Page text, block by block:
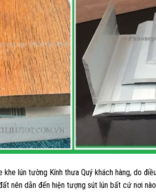
khe lún tường Kính thưa Quý khách hàng, do
nên dẫn đến hiện tượng sút lún bất cứ nơi